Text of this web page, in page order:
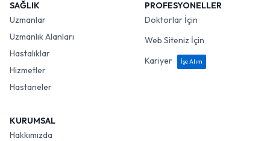
SAĞLIK
Uzmanlar
Uzmanlık Alanları
Hastalıklar
Hizmetler
Hastaneler
PROFESYONELLER
Doktorlar İçin
Web Siteniz İçin
Kariyer
İşe Alım
KURUMSAL
Hakkımızda